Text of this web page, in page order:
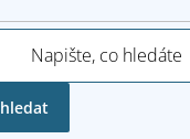
hledat